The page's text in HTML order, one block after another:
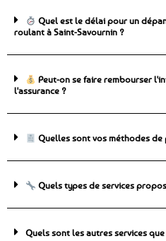
Quel est le délai pour un
roulant à Saint-Savournin ?
Peut-on se faire rembourser
l'assurance ?
Quelles sont vos méthodes de
Quels types de services
Quels sont les autres services